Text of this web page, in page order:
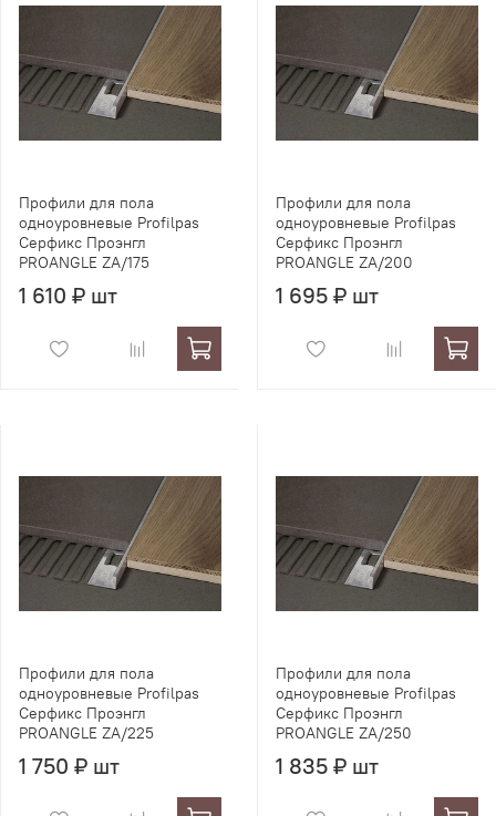
Профили для пола
одноуровневые Profilpas
Серфикс Проэнгл
PROANGLE ZA/175
1 610 ₽ шт
Профили для пола
одноуровневые Profilpas
Серфикс Проэнгл
PROANGLE ZA/200
1 695 ₽ шт
Профили для пола
одноуровневые Profilpas
Серфикс Проэнгл
PROANGLE ZA/225
1 750 ₽ шт
Профили для пола
одноуровневые Profilpas
Серфикс Проэнгл
PROANGLE ZA/250
1 835 ₽ шт